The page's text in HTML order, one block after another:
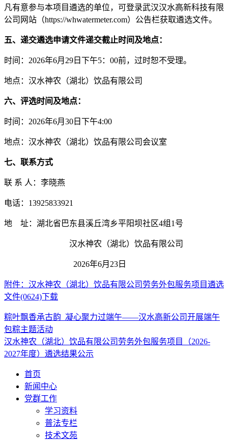
凡有意参与本项目遴选的单位，可登录武汉汉水高新科技有限
公司网站（https://whwatermeter.com）公告栏获取遴选文件。
五、递交遴选申请文件递交截止时间及地点：
时间：2026年6月29日下午5：00前，过时恕不受理。
地点：汉水神农（湖北）饮品有限公司
六、评选时间及地点：
时间：2026年6月30日下午4:00
地点：汉水神农（湖北）饮品有限公司会议室
七、联系方式
联 系 人：李晓燕
电话：13925833921
地 址：湖北省巴东县溪丘湾乡平阳坝社区4组1号
汉水神农（湖北）饮品有限公司
2026年6月23日
附件：汉水神农（湖北）饮品有限公司劳务外包服务项目遴选
文件(0624)下载
粽叶飘香承古韵_凝心聚力过端午——汉水高新公司开展端午
包粽主题活动
汉水神农（湖北）饮品有限公司劳务外包服务项目（2026-
2027年度）遴选结果公示
首页
新闻中心
党群工作
学习资料
普法专栏
技术文苑